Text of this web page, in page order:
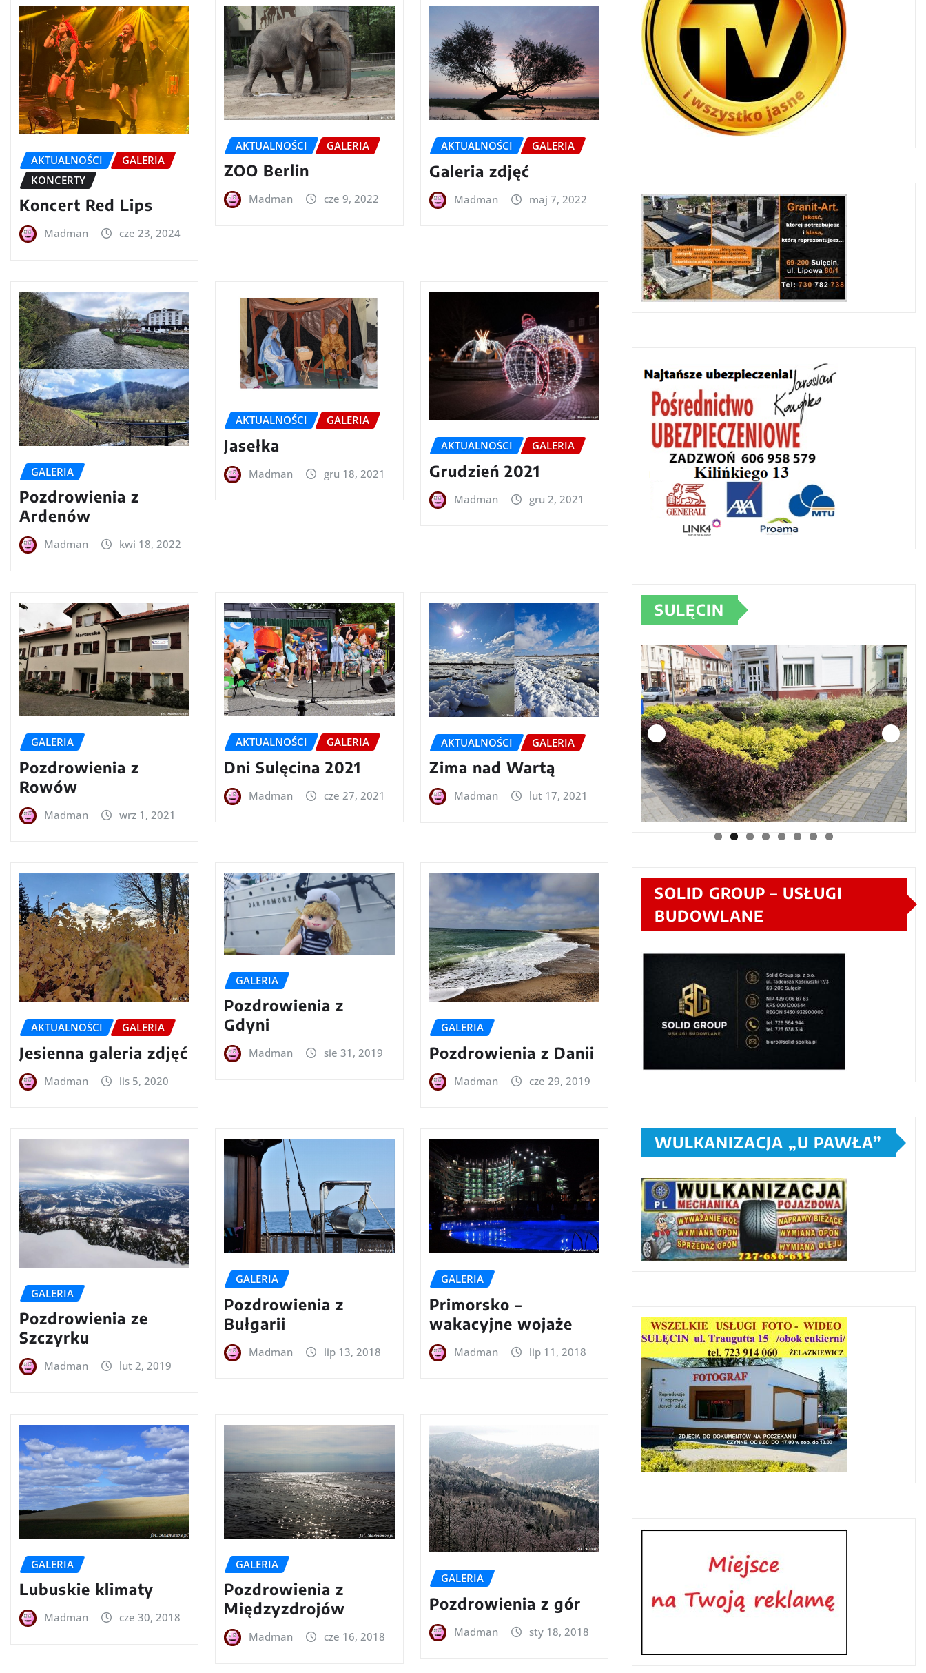
AKTUALNOŚCI
GALERIA
KONCERTY
Koncert Red Lips
Madman cze 23, 2024
AKTUALNOŚCI GALERIA
ZOO Berlin
Madman cze 9, 2022
AKTUALNOŚCI GALERIA
Galeria zdjęć
Madman maj 7, 2022
GALERIA
Pozdrowienia z
Ardenów
Madman kwi 18, 2022
AKTUALNOŚCI GALERIA
Jasełka
Madman gru 18, 2021
AKTUALNOŚCI GALERIA
Grudzień 2021
Madman gru 2, 2021
GALERIA
Pozdrowienia z
Rowów
Madman wrz 1, 2021
AKTUALNOŚCI GALERIA
Dni Sulęcina 2021
Madman cze 27, 2021
AKTUALNOŚCI GALERIA
Zima nad Wartą
Madman lut 17, 2021
AKTUALNOŚCI GALERIA
Jesienna galeria zdjęć
Madman lis 5, 2020
GALERIA
Pozdrowienia z
Gdyni
Madman sie 31, 2019
GALERIA
Pozdrowienia z Danii
Madman cze 29, 2019
GALERIA
Pozdrowienia ze
Szczyrku
Madman lut 2, 2019
GALERIA
Pozdrowienia z
Bułgarii
Madman lip 13, 2018
GALERIA
Primorsko –
wakacyjne wojaże
Madman lip 11, 2018
GALERIA
Lubuskie klimaty
Madman cze 30, 2018
GALERIA
Pozdrowienia z
Międzyzdrojów
Madman cze 16, 2018
GALERIA
Pozdrowienia z gór
Madman sty 18, 2018
SULĘCIN
SOLID GROUP – USŁUGI
BUDOWLANE
WULKANIZACJA „U PAWŁA”